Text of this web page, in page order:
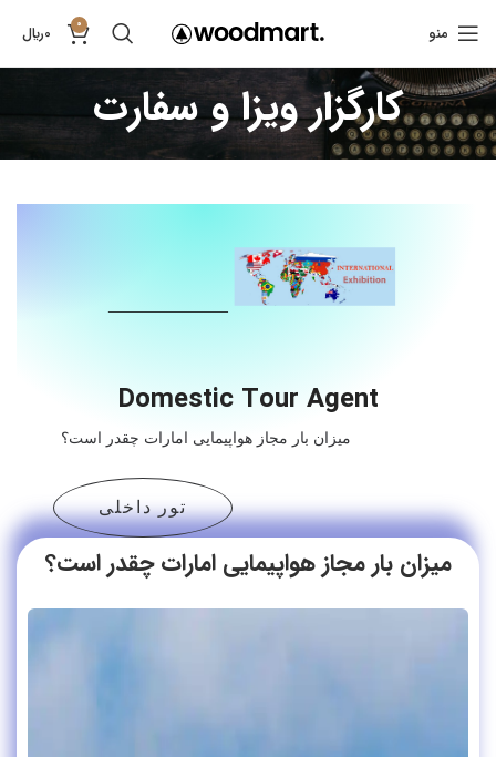
منو 0
0﷼
کارگزار ویزا و سفارت
Domestic Tour Agent
میزان بار مجاز هواپیمایی امارات چقدر است؟
تور داخلی
میزان بار مجاز هواپیمایی امارات چقدر است؟